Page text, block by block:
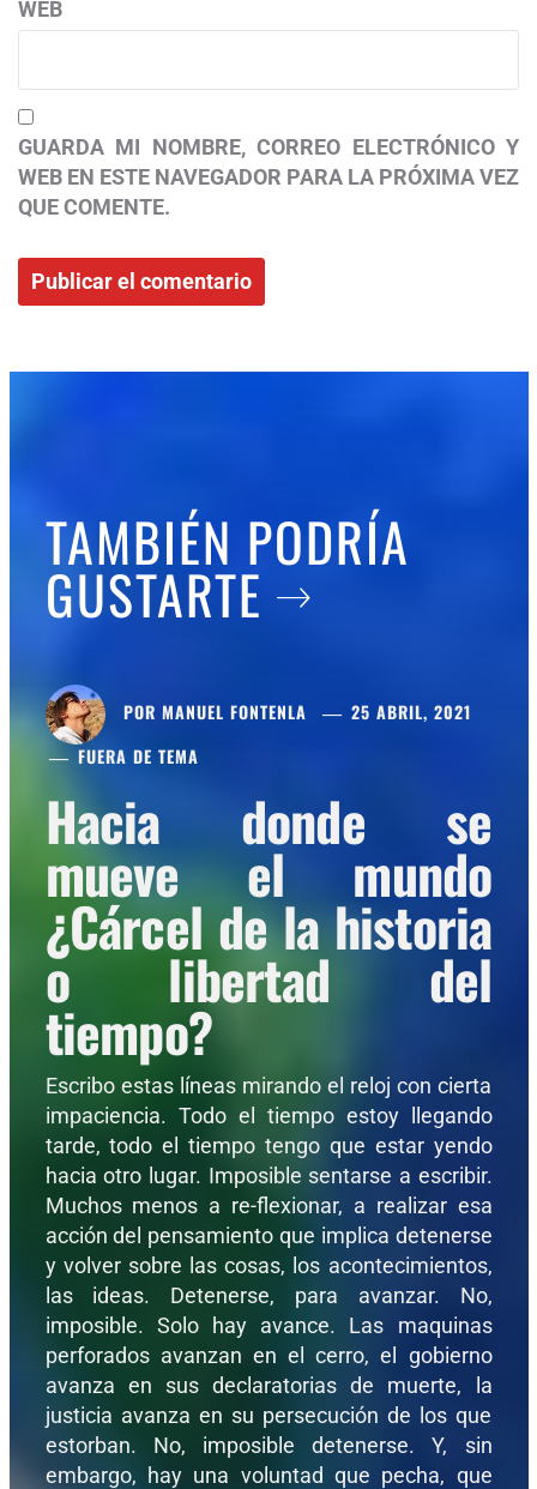
WEB
GUARDA MI NOMBRE, CORREO ELECTRÓNICO Y
WEB EN ESTE NAVEGADOR PARA LA PRÓXIMA VEZ
QUE COMENTE.
TAMBIÉN PODRÍA
GUSTARTE
POR MANUEL FONTENLA
25 ABRIL, 2021
FUERA DE TEMA
Hacia donde se
mueve el mundo
¿Cárcel de la historia
o libertad del
tiempo?
Escribo estas líneas mirando el reloj con cierta
impaciencia. Todo el tiempo estoy llegando
tarde, todo el tiempo tengo que estar yendo
hacia otro lugar. Imposible sentarse a escribir.
Muchos menos a re-flexionar, a realizar esa
acción del pensamiento que implica detenerse
y volver sobre las cosas, los acontecimientos,
las ideas. Detenerse, para avanzar. No,
imposible. Solo hay avance. Las maquinas
perforados avanzan en el cerro, el gobierno
avanza en sus declaratorias de muerte, la
justicia avanza en su persecución de los que
estorban. No, imposible detenerse. Y, sin
embargo, hay una voluntad que pecha, que